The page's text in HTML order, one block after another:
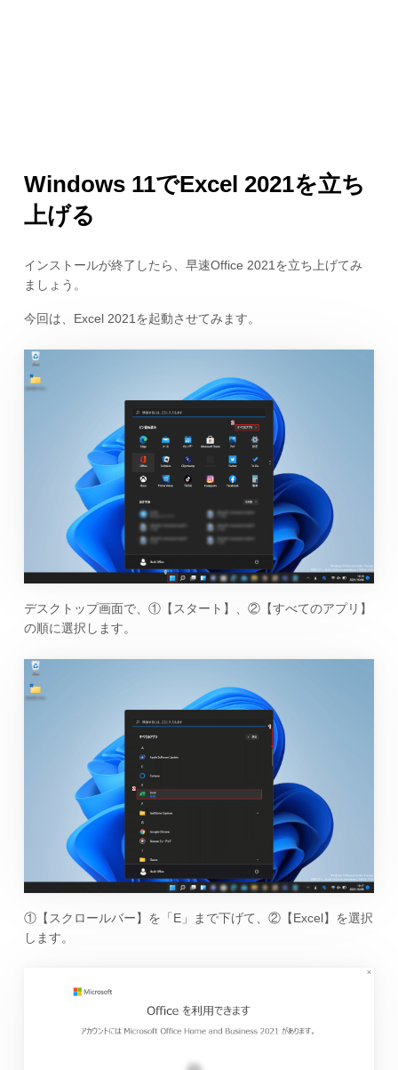
Windows 11でExcel 2021を立ち
上げる
インストールが終了したら、早速Office 2021を立ち上げてみ
ましょう。
今回は、Excel 2021を起動させてみます。
デスクトップ画面で、①【スタート】、②【すべてのアプリ】
の順に選択します。
①【スクロールバー】を「E」まで下げて、②【Excel】を選択
します。